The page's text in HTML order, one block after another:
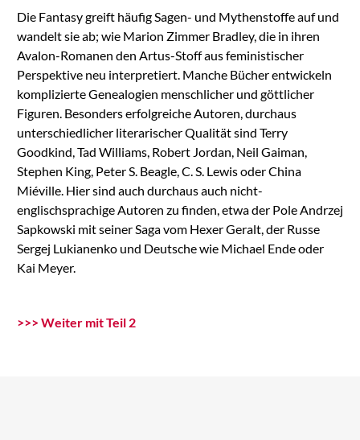
Die Fantasy greift häufig Sagen- und Mythenstoffe auf und
wandelt sie ab; wie Marion Zimmer Bradley, die in ihren
Avalon-Romanen den Artus-Stoff aus feministischer
Perspektive neu interpretiert. Manche Bücher entwickeln
komplizierte Genealogien menschlicher und göttlicher
Figuren. Besonders erfolgreiche Autoren, durchaus
unterschiedlicher literarischer Qualität sind Terry
Goodkind, Tad Williams, Robert Jordan, Neil Gaiman,
Stephen King, Peter S. Beagle, C. S. Lewis oder China
Miéville. Hier sind auch durchaus auch nicht-
englischsprachige Autoren zu finden, etwa der Pole Andrzej
Sapkowski mit seiner Saga vom Hexer Geralt, der Russe
Sergej Lukianenko und Deutsche wie Michael Ende oder
Kai Meyer.
>>> Weiter mit Teil 2